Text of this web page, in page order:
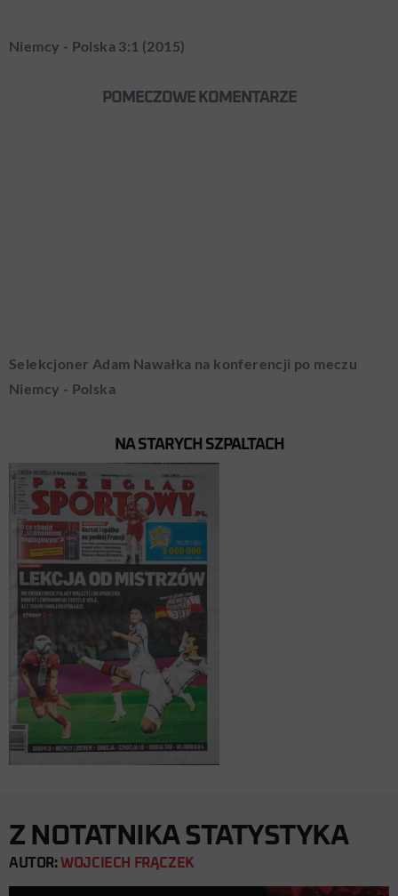
Niemcy - Polska 3:1 (2015)
POMECZOWE KOMENTARZE
Selekcjoner Adam Nawałka na konferencji po meczu
Niemcy - Polska
NA STARYCH SZPALTACH
Z NOTATNIKA STATYSTYKA
AUTOR: WOJCIECH FRĄCZEK